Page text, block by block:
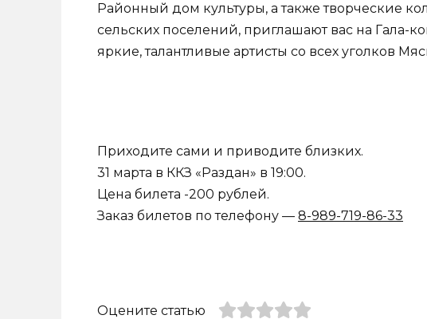
Районный дом культуры, а также творческие
сельских поселений, приглашают вас на Гала-
яркие, талантливые артисты со всех уголков
Приходите сами и приводите близких.
31 марта в ККЗ «Раздан» в 19:00.
Цена билета -200 рублей.
Заказ билетов по телефону — 8-989-719-86-33
Оцените статью